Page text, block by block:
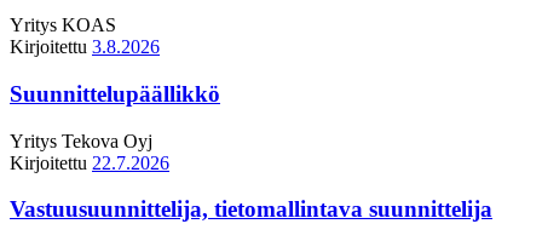
Yritys KOAS
Kirjoitettu 3.8.2026
Suunnittelupäällikkö
Yritys Tekova Oyj
Kirjoitettu 22.7.2026
Vastuusuunnittelija, tietomallintava suunnittelija